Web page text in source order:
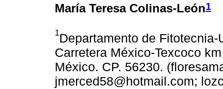
María Teresa Colinas-León1
1Departamento de
Carretera México-Texcoco
México. CP. 56230.
jmerced58@hotmail.com;